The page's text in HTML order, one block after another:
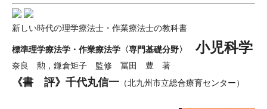
新しい時代の理学療法士・作業療法士の教科書
標準理学療法学・作業療法学〈専門基礎分野〉 小児科学
奈良 勲，鎌倉矩子 監修 冨田 豊 著
《書 評》千代丸信一 （北九州市立総合療育センター）